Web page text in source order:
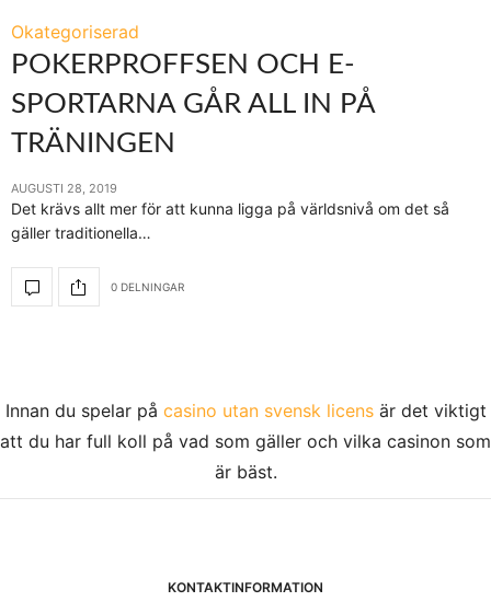
Okategoriserad
POKERPROFFSEN OCH E-
SPORTARNA GÅR ALL IN PÅ
TRÄNINGEN
AUGUSTI 28, 2019
Det krävs allt mer för att kunna ligga på världsnivå om det så
gäller traditionella…
0 DELNINGAR
Innan du spelar på casino utan svensk licensär det viktigt
att du har full koll på vad som gäller och vilka casinon som
är bäst.
KONTAKTINFORMATION